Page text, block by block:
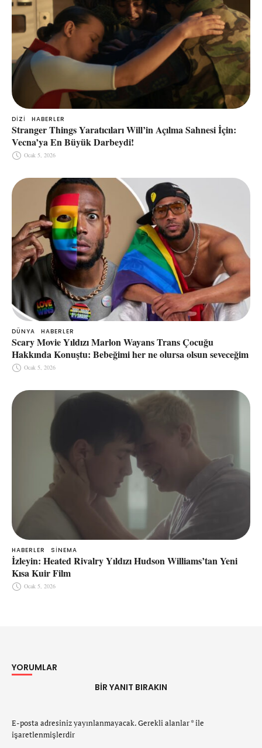
DIZI HABERLER
Stranger Things Yaratıcıları Will’in Açılma Sahnesi İçin:
Vecna’ya En Büyük Darbeydi!
Ocak 5, 2026
DÜNYA HABERLER
Scary Movie Yıldızı Marlon Wayans Trans Çocuğu
Hakkında Konuştu: Bebeğimi her ne olursa olsun seveceğim
Ocak 5, 2026
HABERLER SINEMA
İzleyin: Heated Rivalry Yıldızı Hudson Williams’tan Yeni
Kısa Kuir Film
Ocak 5, 2026
YORUMLAR
BIR YANIT BIRAKIN
E-posta adresiniz yayınlanmayacak.Gerekli alanlar*ile
işaretlenmişlerdir